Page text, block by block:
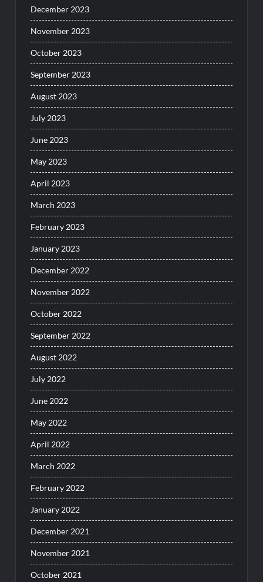
December 2023
November 2023
October 2023
September 2023
August 2023
July 2023
June 2023
May 2023
April 2023
March 2023
February 2023
January 2023
December 2022
November 2022
October 2022
September 2022
August 2022
July 2022
June 2022
May 2022
April 2022
March 2022
February 2022
January 2022
December 2021
November 2021
October 2021